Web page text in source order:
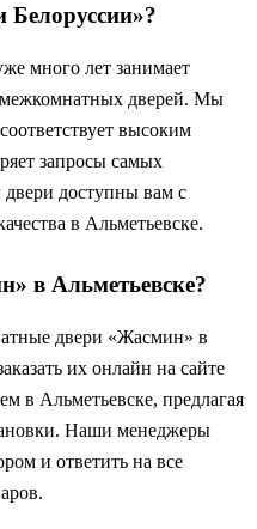
много лет занимает
дверей. Мы
высоким
запросы самых
доступны вам с
в Альметьевске.
в Альметьевске?
двери «Жасмин» в
их онлайн на сайте
в Альметьевске, предлагая
Наши менеджеры
и ответить на все